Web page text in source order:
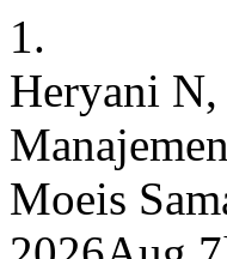
1.
Heryani
Moeis